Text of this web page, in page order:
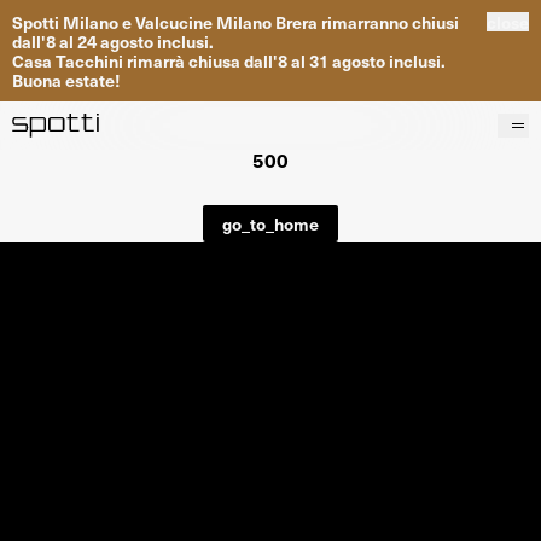
Spotti MilanoeValcucine Milano Brera rimarrannochiusi
dall'8al 24agosto inclusi.
Casa Tacchini rimarrà chiusa dall'8al 31 agosto inclusi.
Buona estate!
Progetti
500
go_to_home